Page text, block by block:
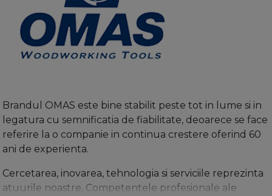
Brandul OMAS este bine stabilit peste tot in lume si in
legatura cu semnificatia de fiabilitate, deoarece se face
referire la o companie in continua crestere oferind 60
ani de experienta.
Cercetarea, inovarea, tehnologia si serviciile reprezinta
atuurile noastre. Competentele profesionale ale